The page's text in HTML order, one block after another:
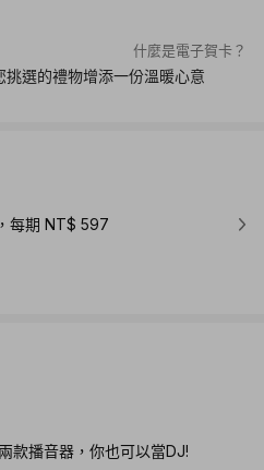
什麼是電子賀卡？
選的禮物增添一份溫暖心意
每期 NT$ 597
款播音器，你也可以當DJ!